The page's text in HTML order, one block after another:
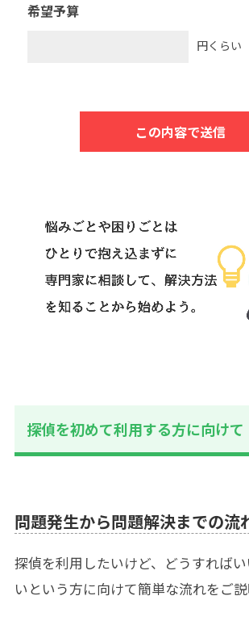
希望予算
円くらい
探偵を初めて利用する方に向けて
問題発生から問題解決までの流
探偵を利用したいけど、どうすれば
いという方に向けて簡単な流れをご説